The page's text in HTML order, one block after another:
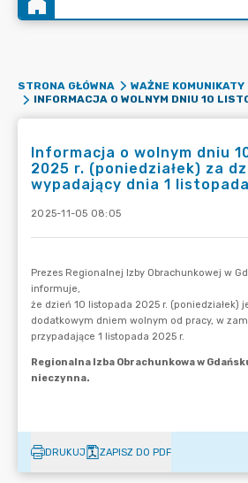
STRONA GŁÓWNA
WAŻNE
Informacja o wolnym dniu
2025 r. (poniedziałek) za
wypadający dnia 1
2025-11-05 08:05
DRUKUJ ZAPISZ DO PDF